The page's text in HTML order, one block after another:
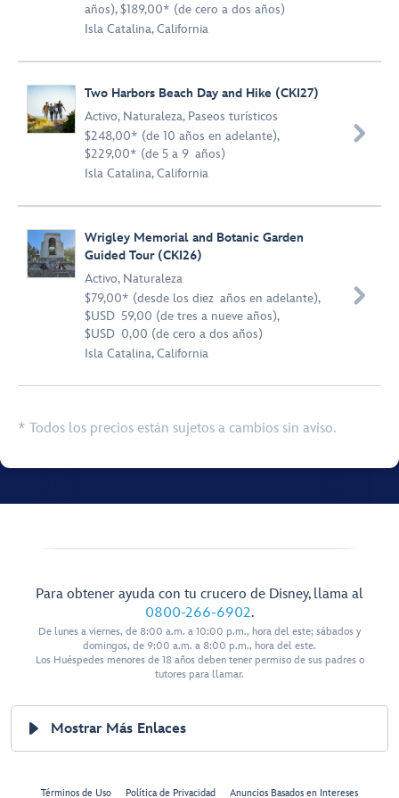
años), $189,00* (de cero a dos años)
Isla Catalina, California
Two Harbors Beach Day and Hike (CKI27)
Activo, Naturaleza, Paseos turísticos
$248,00* (de 10 años en adelante),
$229,00* (de 5 a 9 años)
Isla Catalina, California

Wrigley Memorial and Botanic Garden
Guided Tour (CKI26)
Activo, Naturaleza
$79,00* (desde los diez años en adelante),
$USD 59,00 (de tres a nueve años),
$USD 0,00 (de cero a dos años)
Isla Catalina, California

* Todos los precios están sujetos a cambios sin aviso.
Para obtener ayuda con tu crucero de Disney, llama al
0800-266-6902.
De lunes a viernes, de 8:00 a.m. a 10:00 p.m., hora del este; sábados y
domingos, de 9:00 a.m. a 8:00 p.m., hora del este.
Los Huéspedes menores de 18 años deben tener permiso de sus padres o
tutores para llamar.
Mostrar Más Enlaces
Términos de Uso Política de Privacidad Anuncios Basados en Intereses